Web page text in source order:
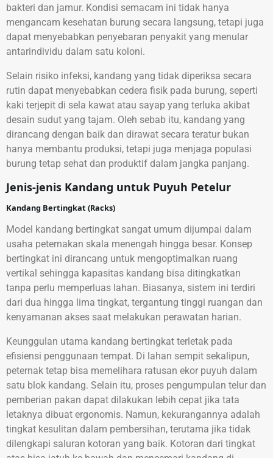
bakteri dan jamur. Kondisi semacam ini tidak hanya
mengancam kesehatan burung secara langsung, tetapi juga
dapat menyebabkan penyebaran penyakit yang menular
antarindividu dalam satu koloni.
Selain risiko infeksi, kandang yang tidak diperiksa secara
rutin dapat menyebabkan cedera fisik pada burung, seperti
kaki terjepit di sela kawat atau sayap yang terluka akibat
desain sudut yang tajam. Oleh sebab itu, kandang yang
dirancang dengan baik dan dirawat secara teratur bukan
hanya membantu produksi, tetapi juga menjaga populasi
burung tetap sehat dan produktif dalam jangka panjang.
Jenis-jenis Kandang untuk Puyuh Petelur
Kandang Bertingkat (Racks)
Model kandang bertingkat sangat umum dijumpai dalam
usaha peternakan skala menengah hingga besar. Konsep
bertingkat ini dirancang untuk mengoptimalkan ruang
vertikal sehingga kapasitas kandang bisa ditingkatkan
tanpa perlu memperluas lahan. Biasanya, sistem ini terdiri
dari dua hingga lima tingkat, tergantung tinggi ruangan dan
kenyamanan akses saat melakukan perawatan harian.
Keunggulan utama kandang bertingkat terletak pada
efisiensi penggunaan tempat. Di lahan sempit sekalipun,
peternak tetap bisa memelihara ratusan ekor puyuh dalam
satu blok kandang. Selain itu, proses pengumpulan telur dan
pemberian pakan dapat dilakukan lebih cepat jika tata
letaknya dibuat ergonomis. Namun, kekurangannya adalah
tingkat kesulitan dalam pembersihan, terutama jika tidak
dilengkapi saluran kotoran yang baik. Kotoran dari tingkat